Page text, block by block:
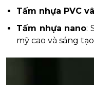
Tấm nhựa PVC
Tấm nhựa nano:
mỹ cao và sáng